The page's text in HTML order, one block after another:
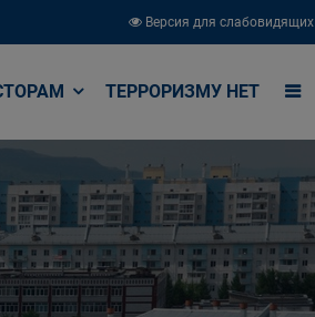
Версия для слабовидящих
ТЕРРОРИЗМУ НЕТ